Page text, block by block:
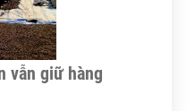
vẫn giữ hàng